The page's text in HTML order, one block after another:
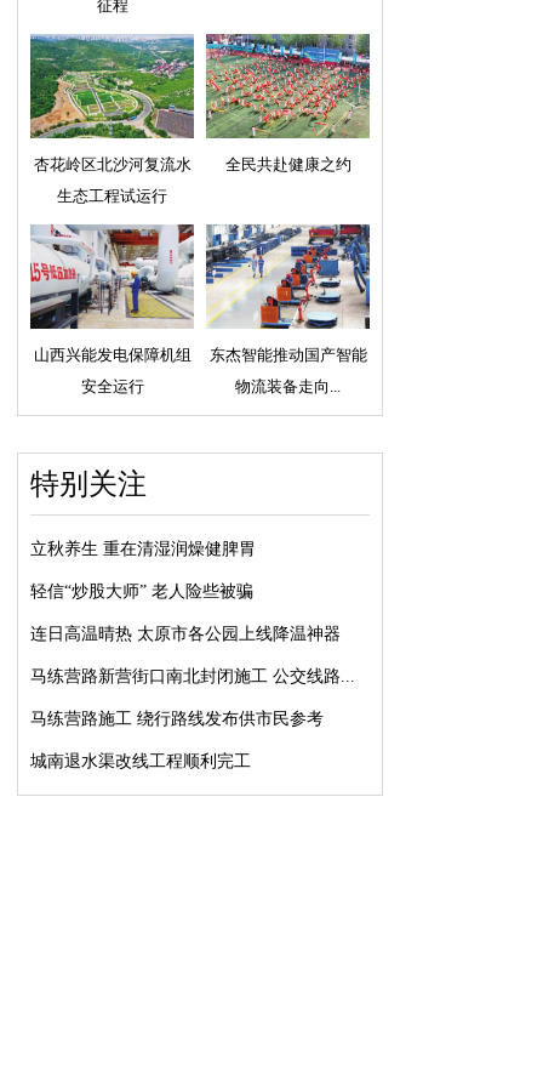
征程
杏花岭区北沙河复流水
生态工程试运行
全民共赴健康之约
山西兴能发电保障机组
安全运行
东杰智能推动国产智能
物流装备走向...
特别关注
立秋养生 重在清湿润燥健脾胃
轻信“炒股大师” 老人险些被骗
连日高温晴热 太原市各公园上线降温神器
马练营路新营街口南北封闭施工 公交线路...
马练营路施工 绕行路线发布供市民参考
城南退水渠改线工程顺利完工